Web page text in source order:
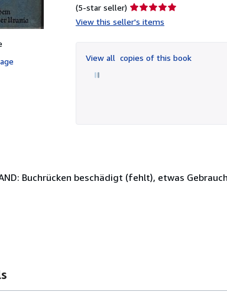
(5-star seller) Seller
rating
of
5
View this seller's items
View all copies of this book
Buchrücken beschädigt (fehlt), etwas